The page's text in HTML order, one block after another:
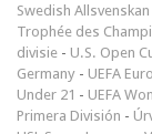
Swedish Allsvenskan
Trophée des
divisie - U.S. Open
Germany - UEFA
Under 21 - UEFA
Primera División -